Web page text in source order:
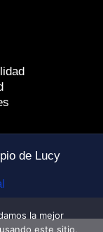
de Lucy
la mejor
este sitio,